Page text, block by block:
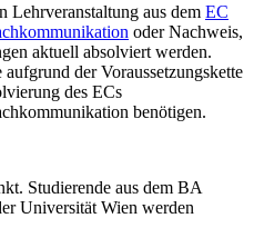
Lehrveranstaltung aus dem EC
oder Nachweis,
aktuell absolviert werden.
der Voraussetzungskette
des ECs
benötigen.
Studierende aus dem BA
Universität Wien werden